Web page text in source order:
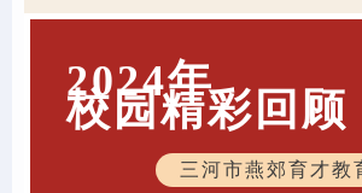
2024年
校园精彩回顾
三河市燕郊育才教